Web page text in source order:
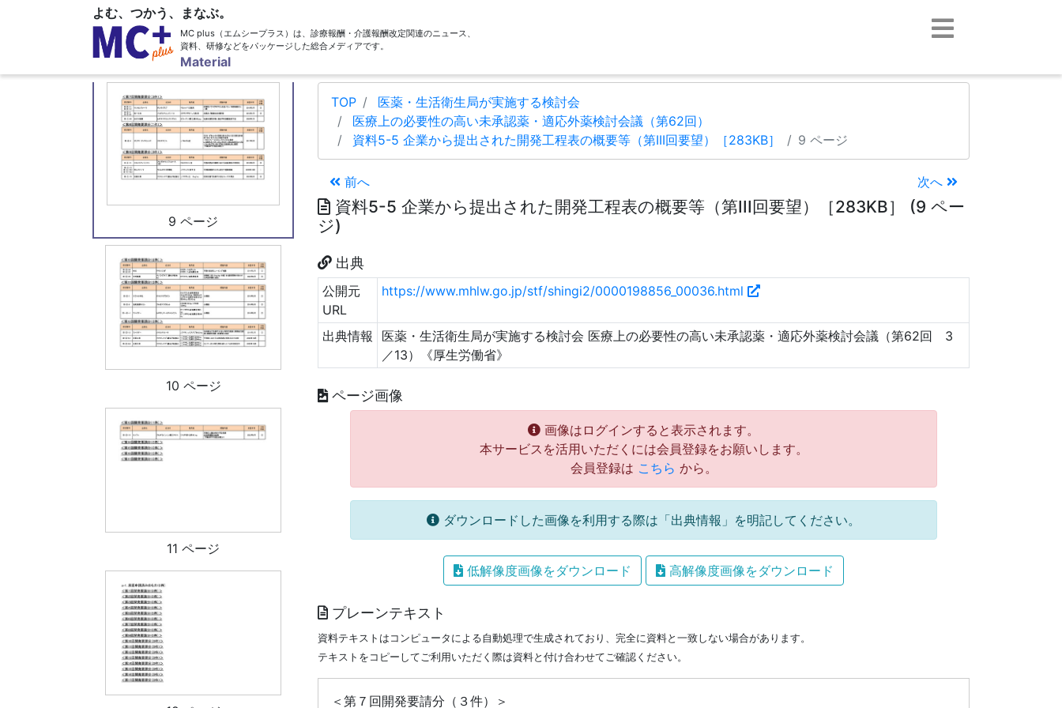
よむ、つかう、まなぶ。
MC plus（エムシープラス）は、診療報酬・介護報酬改定関連のニュース、
資料、研修などをパッケージした総合メディアです。
Material
8 ページ
9 ページ
10 ページ
11 ページ
TOP
医薬・生活衛生局が実施する検討会
医療上の必要性の高い未承認薬・適応外薬検討会議（第62回）
資料5-5 企業から提出された開発工程表の概要等（第III回要望）［283KB］
9 ページ
前へ 次へ
資料5-5 企業から提出された開発工程表の概要等（第III回要望）［283KB］ (9 ペー
ジ)
出典
公開元
URL
https://www.mhlw.go.jp/stf/shingi2/0000198856_00036.html
出典情報
医薬・生活衛生局が実施する検討会 医療上の必要性の高い未承認薬・適応外薬検討会議（第62回 3
／13）《厚生労働省》
ページ画像
画像はログインすると表示されます。
本サービスを活用いただくには会員登録をお願いします。
会員登録は こちら から。
ダウンロードした画像を利用する際は「出典情報」を明記してください。
低解像度画像をダウンロード 高解像度画像をダウンロード
プレーンテキスト
資料テキストはコンピュータによる自動処理で生成されており、完全に資料と一致しない場合があります。
テキストをコピーしてご利用いただく際は資料と付け合わせてご確認ください。
＜第７回開発要請分（３件）＞